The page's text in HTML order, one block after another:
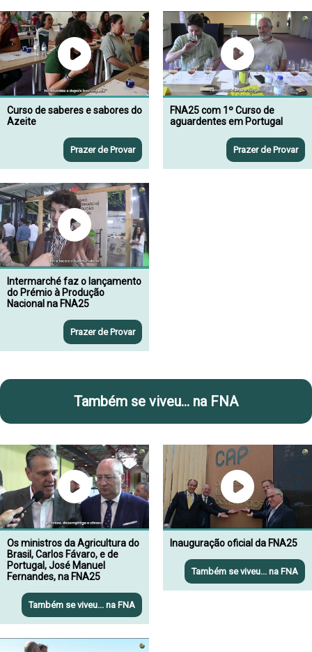
Curso de saberes e sabores do
Azeite
Prazer de Provar
FNA25 com 1º Curso de
aguardentes em Portugal
Prazer de Provar
Intermarché faz o lançamento
do Prémio à Produção
Nacional na FNA25
Prazer de Provar
Também se viveu... na FNA
Os ministros da Agricultura do
Brasil, Carlos Fávaro, e de
Portugal, José Manuel
Fernandes, na FNA25
Também se viveu... na FNA
Inauguração oficial da FNA25
Também se viveu... na FNA